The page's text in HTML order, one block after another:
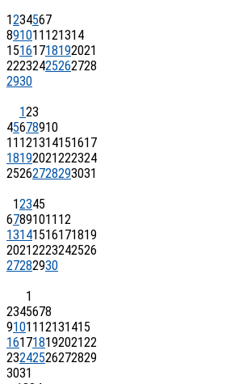
1234567
891011 121314
15161718192021
22232425262728
2930
123
45678910
11 121314151617
18192021222324
25262728293031
12345
67891011 12
13141516171819
20212223242526
27282930
1
2345678
91011 12131415
16171819202122
23242526272829
3031